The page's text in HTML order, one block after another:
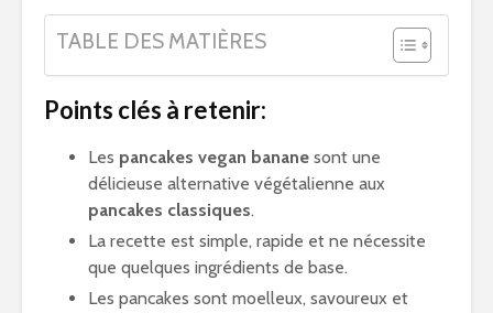
TABLE DES MATIÈRES
Points clés à retenir:
Les pancakes vegan banane sont une
délicieuse alternative végétalienne aux
pancakes classiques.
La recette est simple, rapide et ne nécessite
que quelques ingrédients de base.
Les pancakes sont moelleux, savoureux et